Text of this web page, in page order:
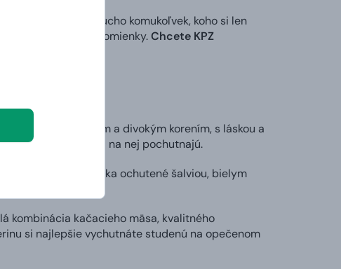
– jednoducho komukoľvek, koho si len
darujete rodine spomienky.Chcete KPZ
osobný odkaz
prevonianá jalovcom a divokým korením, s láskou a
aj bezlepkári si na nej pochutnajú.
z mladého býčka ochutené šalviou, bielym
chuť!
kombinácia kačacieho mäsa, kvalitného
si najlepšie vychutnáte studenú na opečenom